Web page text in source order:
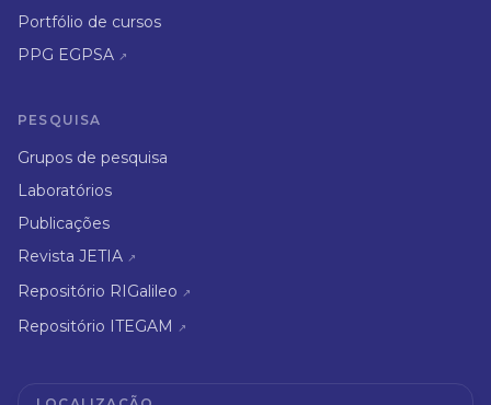
Portfólio de cursos
PPG EGPSA ↗
PESQUISA
Grupos de pesquisa
Laboratórios
Publicações
Revista JETIA ↗
Repositório RIGalileo ↗
Repositório ITEGAM ↗